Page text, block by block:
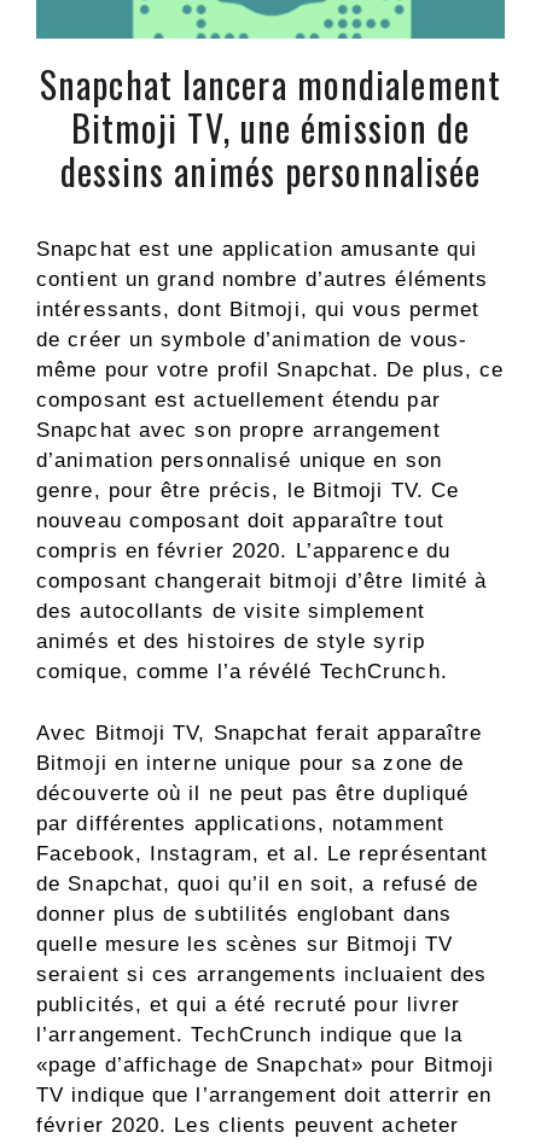
Snapchat lancera mondialement
Bitmoji TV, une émission de
dessins animés personnalisée
Snapchat est une application amusante qui
contient un grand nombre d’autres éléments
intéressants, dont Bitmoji, qui vous permet
de créer un symbole d’animation de vous-
même pour votre profil Snapchat. De plus, ce
composant est actuellement étendu par
Snapchat avec son propre arrangement
d’animation personnalisé unique en son
genre, pour être précis, le Bitmoji TV. Ce
nouveau composant doit apparaître tout
compris en février 2020. L’apparence du
composant changerait bitmoji d’être limité à
des autocollants de visite simplement
animés et des histoires de style syrip
comique, comme l’a révélé TechCrunch.
Avec Bitmoji TV, Snapchat ferait apparaître
Bitmoji en interne unique pour sa zone de
découverte où il ne peut pas être dupliqué
par différentes applications, notamment
Facebook, Instagram, et al. Le représentant
de Snapchat, quoi qu’il en soit, a refusé de
donner plus de subtilités englobant dans
quelle mesure les scènes sur Bitmoji TV
seraient si ces arrangements incluaient des
publicités, et qui a été recruté pour livrer
l’arrangement. TechCrunch indique que la
«page d’affichage de Snapchat» pour Bitmoji
TV indique que l’arrangement doit atterrir en
février 2020. Les clients peuvent acheter